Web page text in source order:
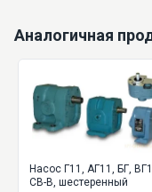
Аналогичная
Насос Г11, АГ11, БГ,
СВ-В, шестеренный